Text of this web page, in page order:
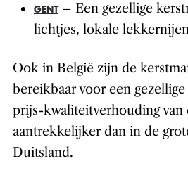
GENT– Een gezellige
lichtjes, lokale
Ook in België zijn de
bereikbaar voor een
prijs-kwaliteitverhouding van
aantrekkelijker dan in de
Duitsland.